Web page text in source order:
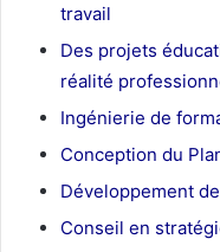
travail
Des projets
réalité
Ingénierie de
Conception du
Développement
Conseil en